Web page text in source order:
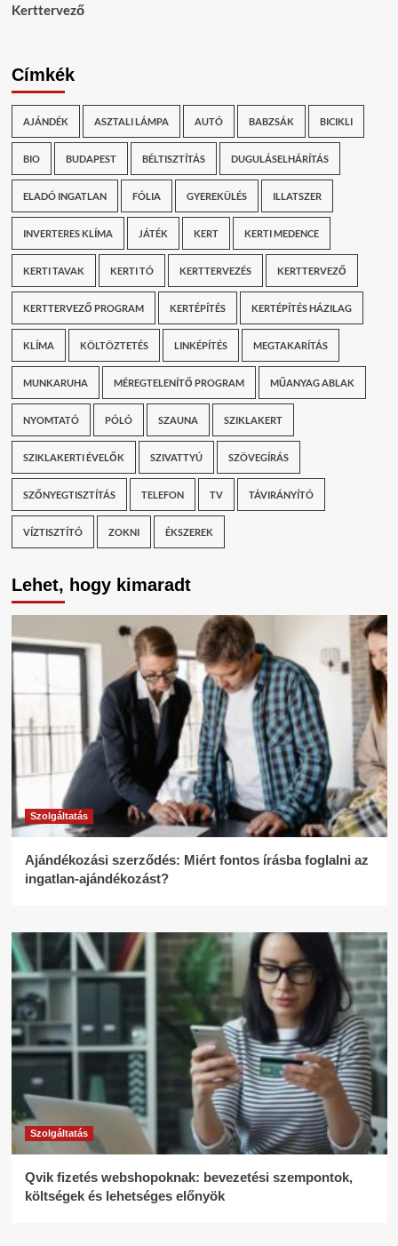
Kerttervező
Címkék
AJÁNDÉK ASZTALI LÁMPA AUTÓ BABZSÁK BICIKLI
BIO BUDAPEST BÉLTISZTÍTÁS DUGULÁSELHÁRÍTÁS
ELADÓ INGATLAN FÓLIA GYEREKÜLÉS ILLATSZER
INVERTERES KLÍMA JÁTÉK KERT KERTI MEDENCE
KERTI TAVAK KERTI TÓ KERTTERVEZÉS KERTTERVEZŐ
KERTTERVEZŐ PROGRAM KERTÉPÍTÉS KERTÉPÍTÉS HÁZILAG
KLÍMA KÖLTÖZTETÉS LINKÉPÍTÉS MEGTAKARÍTÁS
MUNKARUHA MÉREGTELENÍTŐ PROGRAM MŰANYAG ABLAK
NYOMTATÓ PÓLÓ SZAUNA SZIKLAKERT
SZIKLAKERTI ÉVELŐK SZIVATTYÚ SZÖVEGÍRÁS
SZŐNYEGTISZTÍTÁS TELEFON TV TÁVIRÁNYÍTÓ
VÍZTISZTÍTÓ ZOKNI ÉKSZEREK
Lehet, hogy kimaradt
Szolgáltatás
Ajándékozási szerződés: Miért fontos írásba foglalni az
ingatlan-ajándékozást?
Szolgáltatás
Qvik fizetés webshopoknak: bevezetési szempontok,
költségek és lehetséges előnyök